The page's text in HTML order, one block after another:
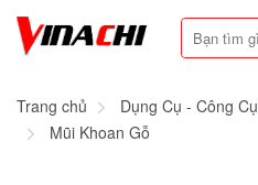
Trang chủ Dụng Cụ - Công Cụ
Mũi Khoan Gỗ